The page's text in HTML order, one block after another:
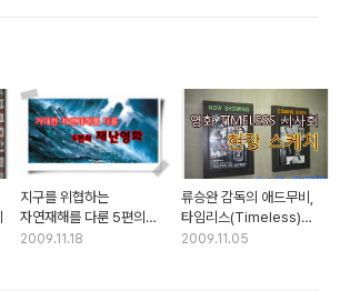
지구를 위협하는
자연재해를 다룬 5편의
재난영화
2009.11.18
류승완 감독의 애드무비,
타임리스(Timeless)
시사회 현장 스케치
2009.11.05